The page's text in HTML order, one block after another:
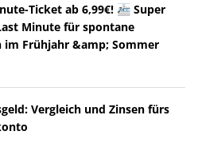
Ticket ab 6,99€! 🚈 Super
Minute für spontane
im Frühjahr &amp; Sommer
Vergleich und Zinsen fürs